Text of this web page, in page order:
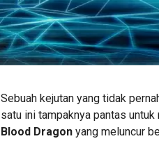
Sebuah kejutan yang tidak
satu ini tampaknya pantas
Blood Dragonyang meluncur